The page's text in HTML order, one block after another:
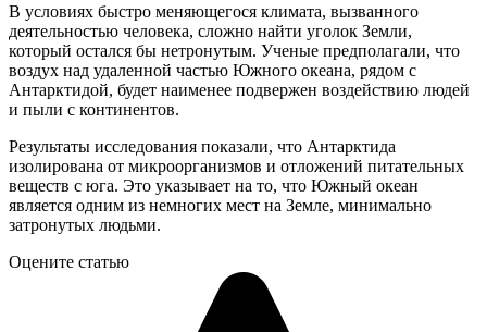
В условиях быстро меняющегося климата, вызванного
деятельностью человека, сложно найти уголок Земли,
который остался бы нетронутым. Ученые предполагали, что
воздух над удаленной частью Южного океана, рядом с
Антарктидой, будет наименее подвержен воздействию людей
и пыли с континентов.
Результаты исследования показали, что Антарктида
изолирована от микроорганизмов и отложений питательных
веществ с юга. Это указывает на то, что Южный океан
является одним из немногих мест на Земле, минимально
затронутых людьми.
Оцените статью